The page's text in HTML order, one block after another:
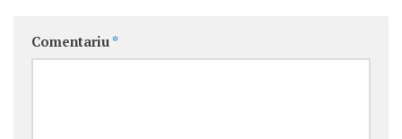
Comentariu *